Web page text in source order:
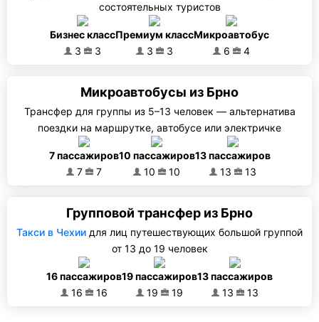
состоятельных туристов
Бизнес класс
3
3
Премиум класс
3
3
Микроавтобус
6
4
Микроавтобусы из Брно
Трансфер для группы из 5–13 человек — альтернатива
поездки на маршрутке, автобусе или электричке
7 пассажиров
7
7
10 пассажиров
10
10
13 пассажиров
13
13
Групповой трансфер из Брно
Такси в Чехии для лиц путешествующих большой группой
от 13 до 19 человек
16 пассажиров
16
16
19 пассажиров
19
19
13 пассажиров
13
13